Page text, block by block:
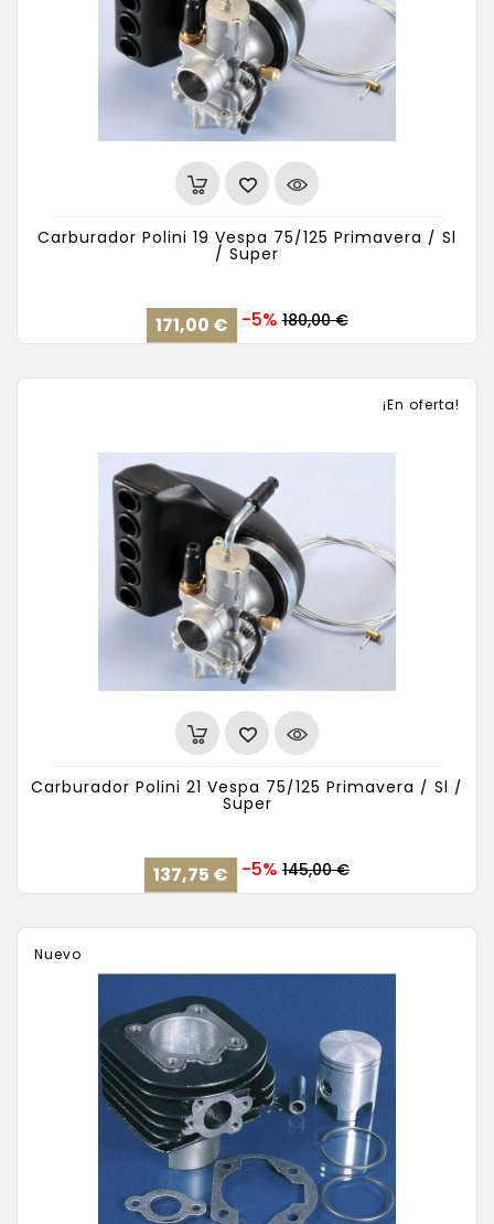
Carburador Polini 19 Vespa 75/125 Primavera / Sl
/ Super
171,00 € Precio
base
-5% 180,00 €Precio
¡En oferta!
Carburador Polini 21 Vespa 75/125 Primavera / Sl /
Super
137,75 € Precio
base
-5% 145,00 €Precio
Nuevo